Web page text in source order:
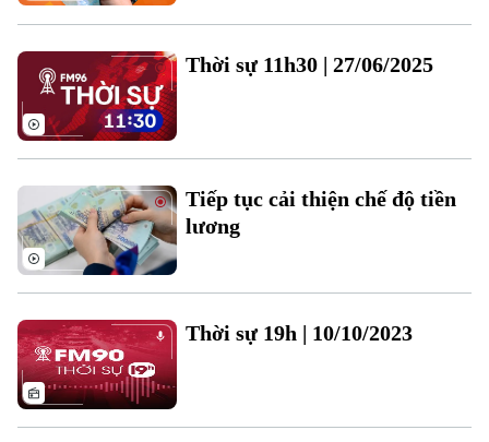
Theo dõi Hà Nội On
Quần vợt
Giải trí
Tin tức
Sao
Điện ảnh
Thời trang
Âm nhạc
Đã phát sóng Thời sự 11h30 | 27/06/2025
Tiếp tục cải thiện chế độ tiền
lương
Thời sự 19h | 10/10/2023